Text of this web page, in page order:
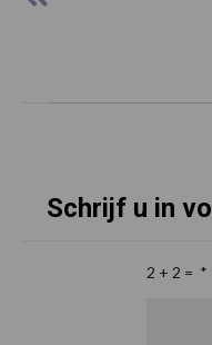
Schrijf u in
2 + 2 = *